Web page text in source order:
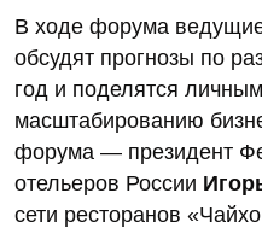
В ходе форума
обсудят прогнозы по
год и поделятся
масштабированию
форума ― президент
отельеров России
сети ресторанов